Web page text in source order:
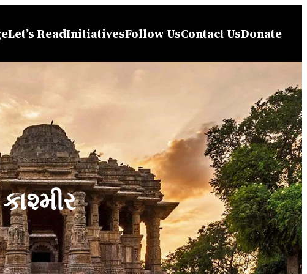
Let’s ReadInitiativesFollow UsContact UsDonate